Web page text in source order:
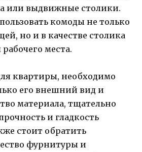
или выдвижные столики.
комоды не только
но и в качестве столика
места.
квартиры, необходимо
его внешний вид и
материала, тщательно
и гладкость
стоит обратить
фурнитуры и